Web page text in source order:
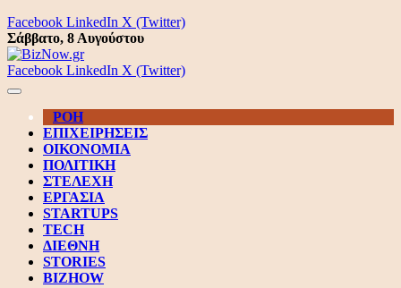
Facebook LinkedIn X (Twitter)
Σάββατο, 8 Αυγούστου
Facebook LinkedIn X (Twitter)
ΡΟΗ
ΕΠΙΧΕΙΡΗΣΕΙΣ
ΟΙΚΟΝΟΜΙΑ
ΠΟΛΙΤΙΚΗ
ΣΤΕΛΕΧΗ
ΕΡΓΑΣΙΑ
STARTUPS
TECH
ΔΙΕΘΝΗ
STORIES
BIZHOW